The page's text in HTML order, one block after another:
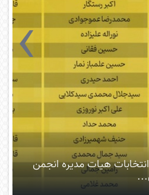
فراخوان انتخابات مجمع
انجمن موسیقی استان
›